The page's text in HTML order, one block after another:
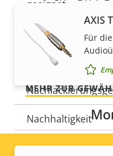
geeignet
Vandalismus-
IP-Schutzklasse
Nachhaltigkeit
AXIS
Für
Unsere 3-jährige
störungsfreien
Kosten.
MEHR ZUR